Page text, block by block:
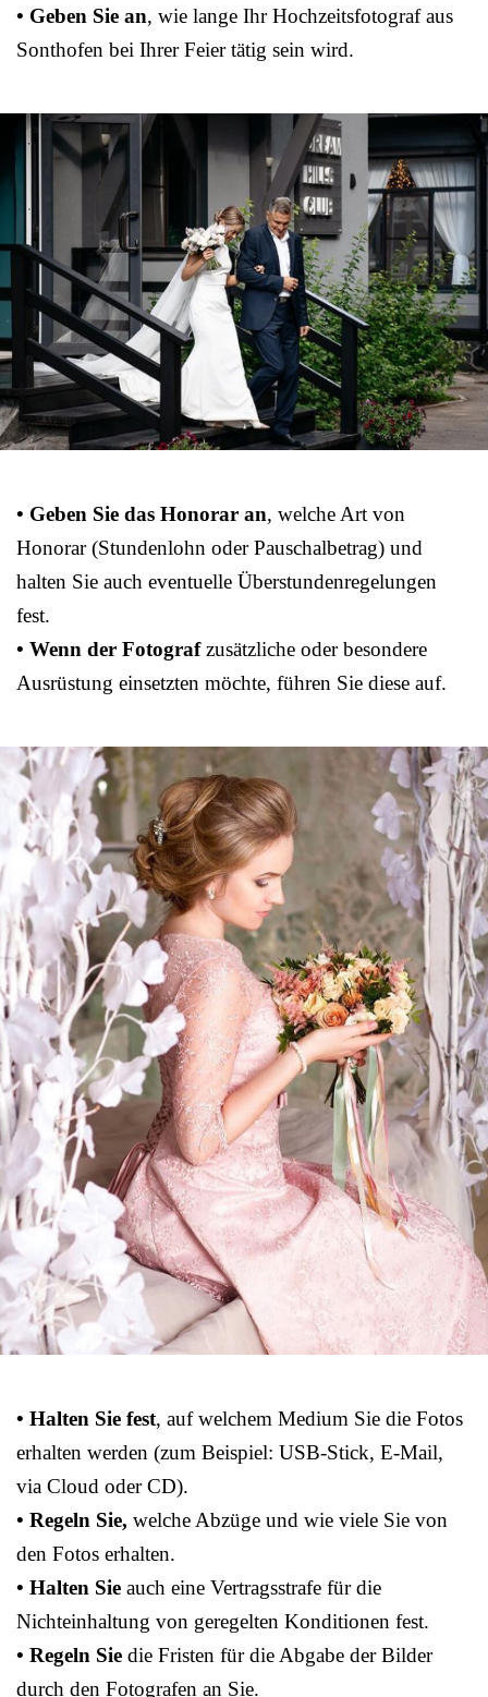
• Geben Sie an, wie lange Ihr Hochzeitsfotograf aus
Sonthofen bei Ihrer Feier tätig sein wird.
• Geben Sie das Honorar an, welche Art von
Honorar (Stundenlohn oder Pauschalbetrag) und
halten Sie auch eventuelle Überstundenregelungen
fest.
• Wenn der Fotografzusätzliche oder besondere
Ausrüstung einsetzten möchte, führen Sie diese auf.
• Halten Sie fest, auf welchem Medium Sie die Fotos
erhalten werden (zum Beispiel: USB-Stick, E-Mail,
via Cloud oder CD).
• Regeln Sie, welche Abzüge und wie viele Sie von
den Fotos erhalten.
• Halten Sie auch eine Vertragsstrafe für die
Nichteinhaltung von geregelten Konditionen fest.
• Regeln Sie die Fristen für die Abgabe der Bilder
durch den Fotografen an Sie.